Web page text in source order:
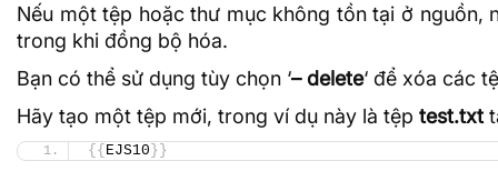
Nếu một tệp hoặc thư mục không tồn tại ở
trong khi đồng bộ hóa.
Bạn có thể sử dụng tùy chọn ‘– delete‘ để xóa các
Hãy tạo một tệp mới, trong ví dụ này là tệp test.txt
{{EJS10}}